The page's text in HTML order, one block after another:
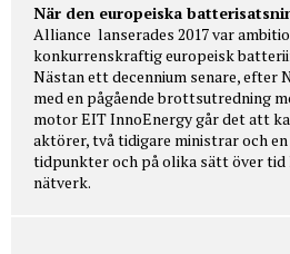
När den europeiska
Alliance lanserades 2017 var
konkurrenskraftig europeisk
Nästan ett decennium senare,
med en pågående brottsutredning
motor EIT InnoEnergy går det att
aktörer, två tidigare ministrar och
tidpunkter och på olika sätt över
nätverk.